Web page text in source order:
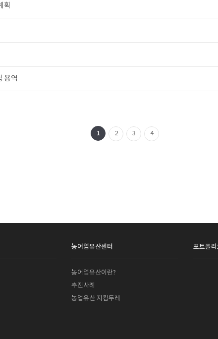
획
용역
1 2 3 4
농어업유산센터
농어업유산이란?
추진사례
농업유산 지킴두레
포트폴리